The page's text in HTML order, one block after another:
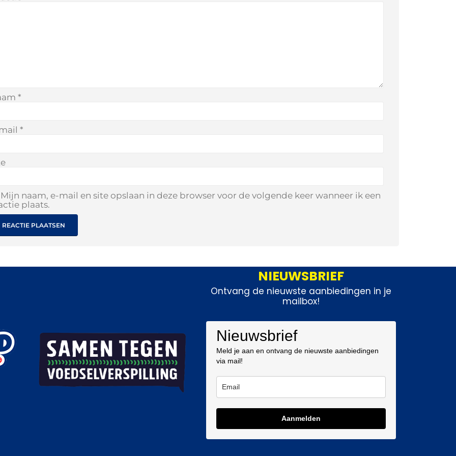
*
*
Mijn naam, e-mail en site opslaan in deze browser voor de volgende keer wanneer ik een
plaats.
NIEUWSBRIEF
Ontvang de nieuwste aanbiedingen in je
mailbox!
Nieuwsbrief
Meld je aan en ontvang de nieuwste aanbiedingen
via mail!
Aanmelden